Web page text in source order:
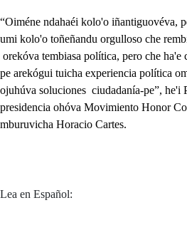
“Oiméne ndahaéi kolo'o iñantiguovéva,
umi kolo'o toñeñandu orgulloso che
orekóva tembiasa política, pero che
pe arekógui tuicha experiencia política
ojuhúva soluciones ciudadanía-pe”, he'i
presidencia ohóva Movimiento Honor
mburuvicha Horacio Cartes.
Lea en Español: